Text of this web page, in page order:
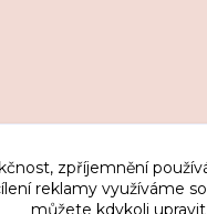
zpříjemnění
reklamy využíváme
můžete kdykoli